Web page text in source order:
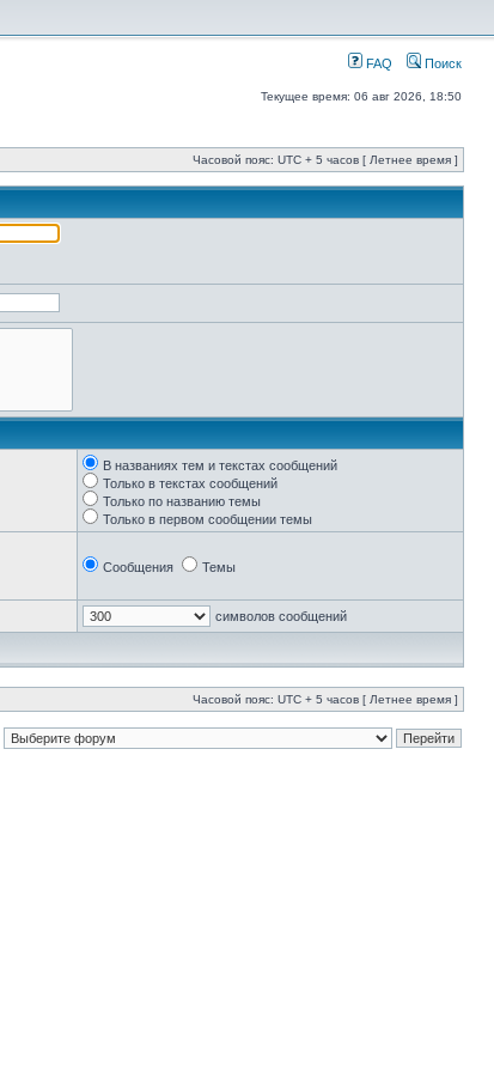
FAQ Поиск
Текущее время: 06 авг 2026, 18:50
Часовой пояс: UTC + 5 часов [ Летнее время ]
В названиях тем и текстах сообщений
Только в текстах сообщений
Только по названию темы
Только в первом сообщении темы
Сообщения Темы
символов сообщений
Часовой пояс: UTC + 5 часов [ Летнее время ]